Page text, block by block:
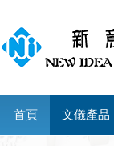
首頁 文儀產品